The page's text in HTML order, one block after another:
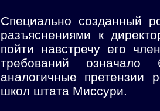
Специально созданный
разъяснениями к
пойти навстречу его
требований
аналогичные претензии
школ штата Миссури.